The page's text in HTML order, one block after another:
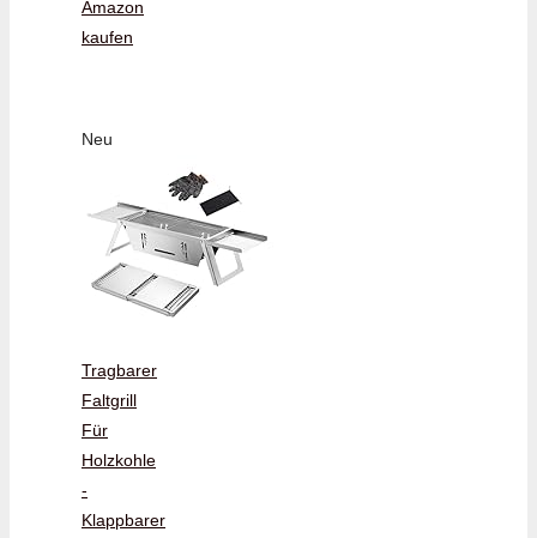
Amazon
kaufen
Neu
Tragbarer
Faltgrill
Für
Holzkohle
-
Klappbarer